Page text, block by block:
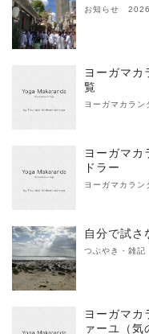
お知らせ
ヨーガマ
覧
ヨーガマカラ
ヨーガマ
ドラー
ヨーガマカラ
自分で試さ
つぶやき・雑
ヨーガマ
ァーユ（気